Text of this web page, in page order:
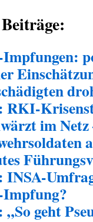
RKI-
im
INSA-
geht